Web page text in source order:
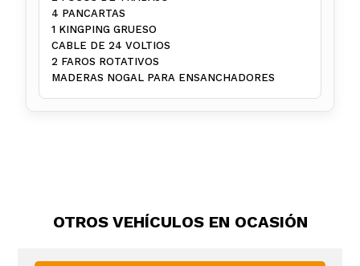
4 PANCARTAS
1 KINGPING GRUESO
CABLE DE 24 VOLTIOS
2 FAROS ROTATIVOS
MADERAS NOGAL PARA ENSANCHADORES
OTROS VEHÍCULOS EN OCASIÓN